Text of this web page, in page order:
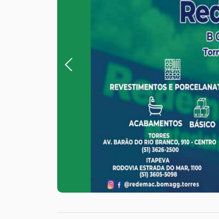
Previous